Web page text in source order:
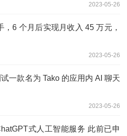
2023-05-26
6 个月后实现月收入 45 万元，
2023-05-26
一款名为 Tako 的应用内 AI 聊天
2023-05-26
式人工智能服务 此前已申